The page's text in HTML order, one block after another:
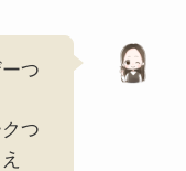
つ
つ